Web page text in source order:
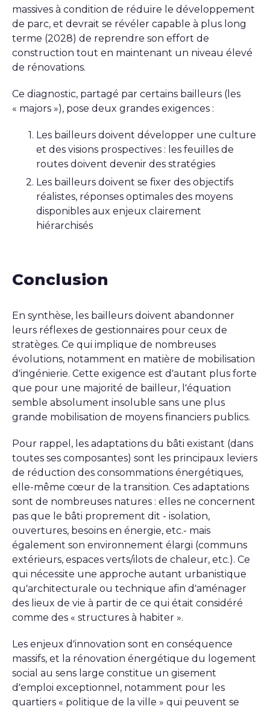
massives à condition de réduire le développement
de parc, et devrait se révéler capable à plus long
terme (2028) de reprendre son effort de
construction tout en maintenant un niveau élevé
de rénovations.
Ce diagnostic, partagé par certains bailleurs (les
« majors »), pose deux grandes exigences :
Les bailleurs doivent développer une culture
et des visions prospectives : les feuilles de
routes doivent devenir des stratégies
Les bailleurs doivent se fixer des objectifs
réalistes, réponses optimales des moyens
disponibles aux enjeux clairement
hiérarchisés
Conclusion
En synthèse, les bailleurs doivent abandonner
leurs réflexes de gestionnaires pour ceux de
stratèges. Ce qui implique de nombreuses
évolutions, notamment en matière de mobilisation
d’ingénierie. Cette exigence est d’autant plus forte
que pour une majorité de bailleur, l’équation
semble absolument insoluble sans une plus
grande mobilisation de moyens financiers publics.
Pour rappel, les adaptations du bâti existant (dans
toutes ses composantes) sont les principaux leviers
de réduction des consommations énergétiques,
elle-même cœur de la transition. Ces adaptations
sont de nombreuses natures : elles ne concernent
pas que le bâti proprement dit - isolation,
ouvertures, besoins en énergie, etc.- mais
également son environnement élargi (communs
extérieurs, espaces verts/ilots de chaleur, etc.). Ce
qui nécessite une approche autant urbanistique
qu’architecturale ou technique afin d’aménager
des lieux de vie à partir de ce qui était considéré
comme des « structures à habiter ».
Les enjeux d’innovation sont en conséquence
massifs, et la rénovation énergétique du logement
social au sens large constitue un gisement
d’emploi exceptionnel, notamment pour les
quartiers « politique de la ville » qui peuvent se